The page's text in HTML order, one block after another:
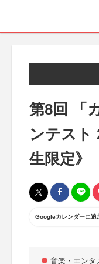
第8回 「
ンテスト
生限定》
Googleカレンダーに追
音楽・エンタ